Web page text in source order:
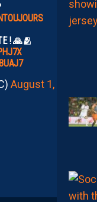
! 🙏🫂
August 1,